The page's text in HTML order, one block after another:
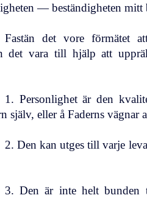
— beständigheten
Fastän det vore förmätet
det vara till hjälp att
1. Personlighet är den
själv, eller å Faderns vägnar
2. Den kan utges till varje
3. Den är inte helt bunden